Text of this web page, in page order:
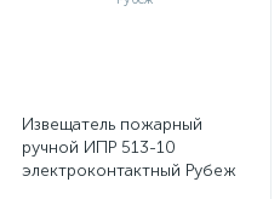
Извещатель пожарный
ручной ИПР 513-10
электроконтактный Рубеж